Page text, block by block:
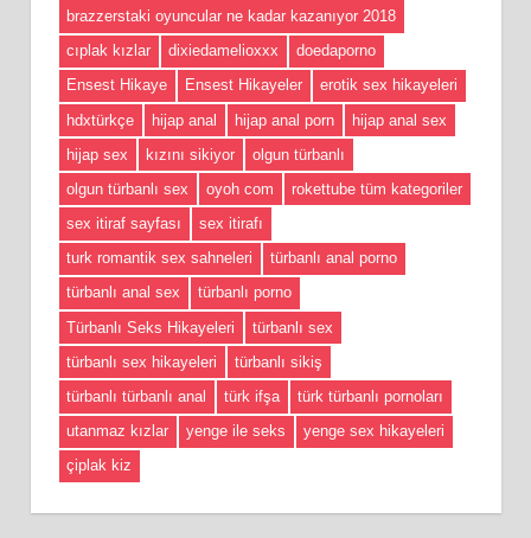
brazzerstaki oyuncular ne kadar kazanıyor 2018
cıplak kızlar
dixiedamelioxxx
doedaporno
Ensest Hikaye
Ensest Hikayeler
erotik sex hikayeleri
hdxtürkçe
hijap anal hijap anal porn
hijap anal sex
hijap sex
kızını sikiyor
olgun türbanlı
olgun türbanlı sex
oyoh com
rokettube tüm kategoriler
sex itiraf sayfası
sex itirafı
turk romantik sex sahneleri
türbanlı anal porno
türbanlı anal sex
türbanlı porno
Türbanlı Seks Hikayeleri
türbanlı sex
türbanlı sex hikayeleri
türbanlı sikiş
türbanlı türbanlı anal
türk ifşa
türk türbanlı pornoları
utanmaz kızlar
yenge ile seks
yenge sex hikayeleri
çiplak kiz